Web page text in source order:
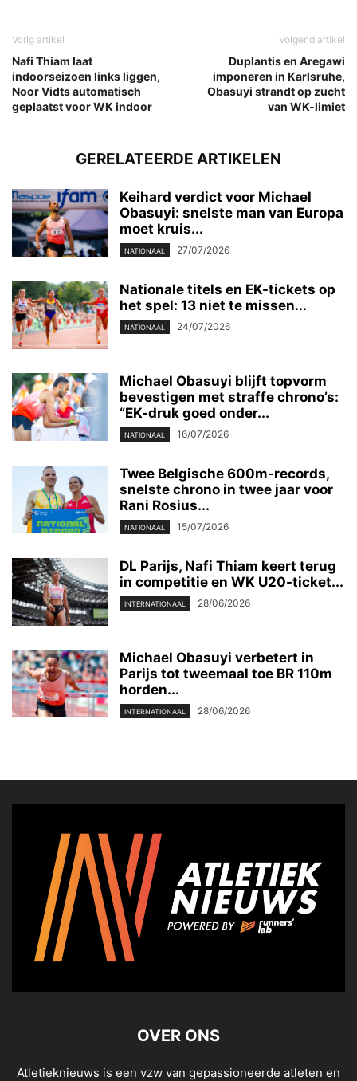
Vorig artikel
Nafi Thiam laat
indoorseizoen links liggen,
Noor Vidts automatisch
geplaatst voor WK indoor
Volgend artikel
Duplantis en Aregawi
imponeren in Karlsruhe,
Obasuyi strandt op zucht
van WK-limiet
GERELATEERDE ARTIKELEN
Keihard verdict voor Michael
Obasuyi: snelste man van Europa
moet kruis...
NATIONAAL 27/07/2026
Nationale titels en EK-tickets op
het spel: 13 niet te missen...
NATIONAAL 24/07/2026
Michael Obasuyi blijft topvorm
bevestigen met straffe chrono’s:
“EK-druk goed onder...
NATIONAAL 16/07/2026
Twee Belgische 600m-records,
snelste chrono in twee jaar voor
Rani Rosius...
NATIONAAL 15/07/2026
DL Parijs, Nafi Thiam keert terug
in competitie en WK U20-ticket...
INTERNATIONAAL 28/06/2026
Michael Obasuyi verbetert in
Parijs tot tweemaal toe BR 110m
horden...
INTERNATIONAAL 28/06/2026
OVER ONS
Atletieknieuws is een vzw van gepassioneerde atleten en